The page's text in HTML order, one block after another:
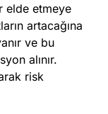
elde etmeye
artacağına
ve bu
alınır.
risk